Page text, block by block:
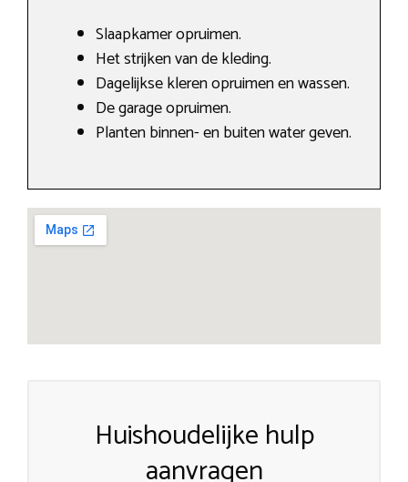
Slaapkamer opruimen.
Het strijken van de kleding.
Dagelijkse kleren opruimen en wassen.
De garage opruimen.
Planten binnen- en buiten water geven.
Huishoudelijke hulp
aanvragen